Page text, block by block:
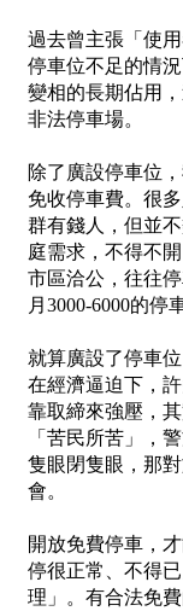
過去曾主張「使
停車位不足的情
變相的長期佔用
非法停車場。
除了廣設停車位
免收停車費。很
群有錢人，但並
庭需求，不得不
市區洽公，往往
月3000-6000的停
就算廣設了停車
在經濟逼迫下，
靠取締來強壓，
「苦民所苦」，
隻眼閉隻眼，那
會。
開放免費停車，
停很正常、不得
理」。有合法免